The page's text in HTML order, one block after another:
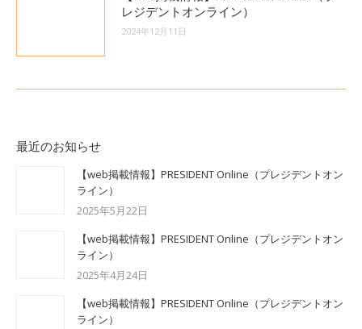
レジデントオンライン）
2024年12月11日
最近のお知らせ
【web掲載情報】PRESIDENT Online（プレジデントオン
ライン）
2025年5月22日
【web掲載情報】PRESIDENT Online（プレジデントオン
ライン）
2025年4月24日
【web掲載情報】PRESIDENT Online（プレジデントオン
ライン）